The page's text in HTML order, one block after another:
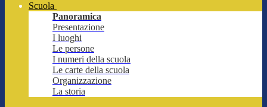
Scuola
Panoramica
Presentazione
I luoghi
Le persone
I numeri della scuola
Le carte della scuola
Organizzazione
La storia